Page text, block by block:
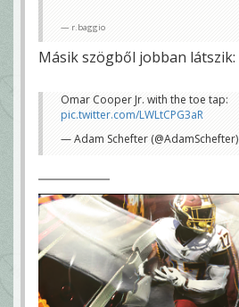
r.baggio
Másik szögből jobban látszik:
Omar Cooper Jr. with the toe tap:
pic.twitter.com/LWLtCPG3aR
— Adam Schefter (@AdamSchefter)